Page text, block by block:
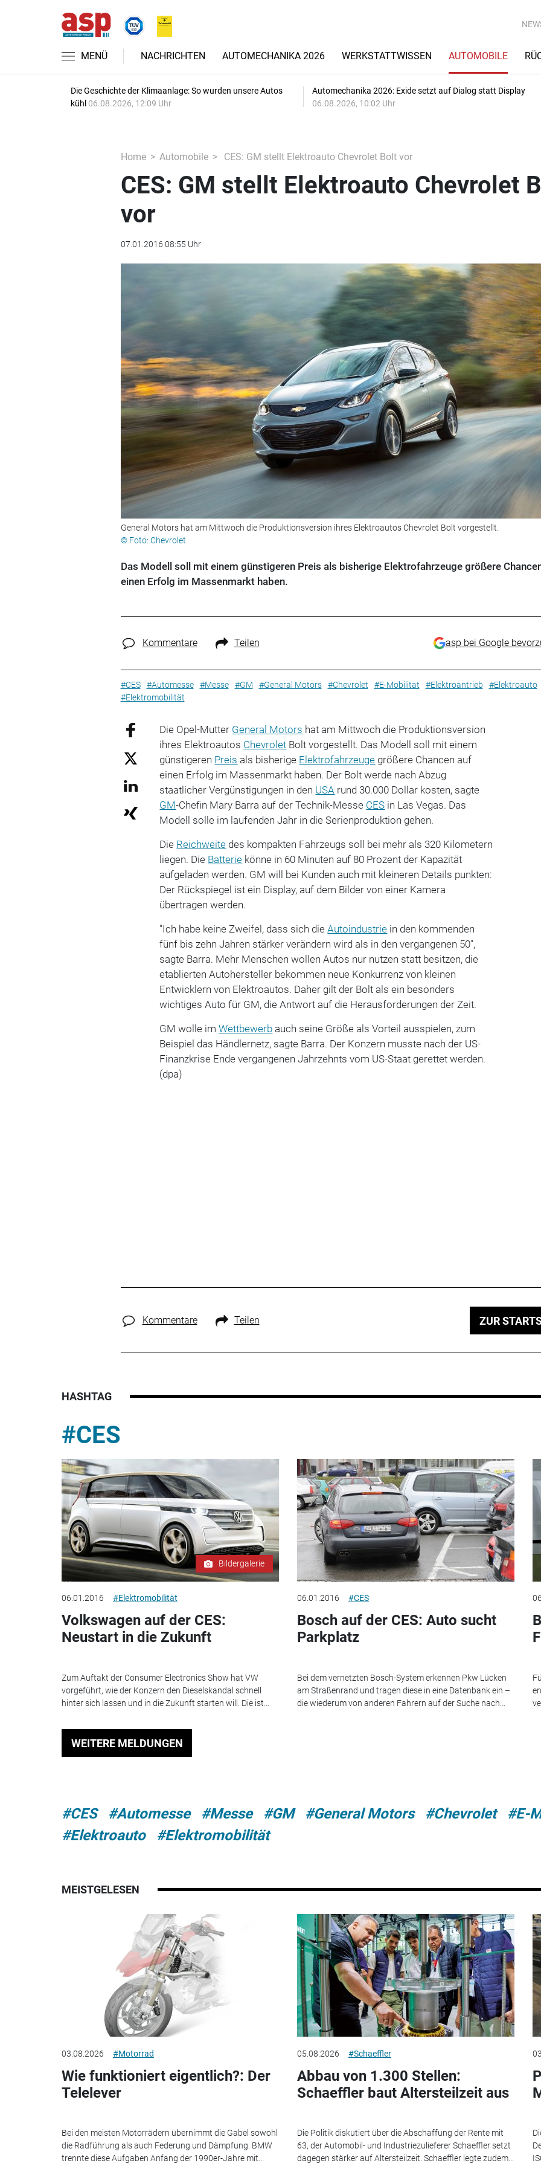
MENÜ NACHRICHTEN AUTOMECHANIKA 2026 WERKSTATTWISSEN AUTOMOBILE
Die Geschichte der Klimaanlage: So wurden unsere Autos
kühl 06.08.2026, 12:09 Uhr
Automechanika 2026: Exide setzt auf Dialog statt Display
06.08.2026, 10:02 Uhr
Home Automobile CES: GM stellt Elektroauto Chevrolet Bolt vor
CES: GM stellt Elektroauto Chevrolet
vor
07.01.2016 08:55 Uhr
General Motors hat am Mittwoch die Produktionsversion ihres Elektroautos Chevrolet Bolt vorgestellt.
© Foto: Chevrolet
Das Modell soll mit einem günstigeren Preis als bisherige Elektrofahrzeuge größere
einen Erfolg im Massenmarkt haben.
Kommentare Teilen asp bei Google
#CES #Automesse #Messe #GM #General Motors #Chevrolet #E-Mobilität #Elektroantrieb
#Elektroauto
#Elektromobilität
Die Opel-Mutter General Motors hat am Mittwoch die Produktionsversion
ihres Elektroautos Chevrolet Bolt vorgestellt. Das Modell soll mit einem
günstigeren Preis als bisherige Elektrofahrzeuge größere Chancen auf
einen Erfolg im Massenmarkt haben. Der Bolt werde nach Abzug
staatlicher Vergünstigungen in den USA rund 30.000 Dollar kosten, sagte
GM-Chefin Mary Barra auf der Technik-Messe CES in Las Vegas. Das
Modell solle im laufenden Jahr in die Serienproduktion gehen.
Die Reichweite des kompakten Fahrzeugs soll bei mehr als 320 Kilometern
liegen. Die Batterie könne in 60 Minuten auf 80 Prozent der Kapazität
aufgeladen werden. GM will bei Kunden auch mit kleineren Details punkten:
Der Rückspiegel ist ein Display, auf dem Bilder von einer Kamera
übertragen werden.
"Ich habe keine Zweifel, dass sich dieAutoindustrie in den kommenden
fünf bis zehn Jahren stärker verändern wird als in den vergangenen 50",
sagte Barra. Mehr Menschen wollen Autos nur nutzen statt besitzen, die
etablierten Autohersteller bekommen neue Konkurrenz von kleinen
Entwicklern von Elektroautos. Daher gilt der Bolt als ein besonders
wichtiges Auto für GM, die Antwort auf die Herausforderungen der Zeit.
GM wolle imWettbewerb auch seine Größe als Vorteil ausspielen, zum
Beispiel das Händlernetz, sagte Barra. Der Konzern musste nach der US-
Finanzkrise Ende vergangenen Jahrzehnts vom US-Staat gerettet werden.
(dpa)
Kommentare Teilen ZUR
HASHTAG
#CES
Bildergalerie
06.01.2016 #Elektromobilität
Volkswagen auf der CES:
Neustart in die Zukunft
Zum Auftakt der Consumer Electronics Show hat VW
vorgeführt, wie der Konzern den Dieselskandal schnell
hinter sich lassen und in die Zukunft starten will. Die ist...
06.01.2016 #CES
Bosch auf der CES: Auto sucht
Parkplatz
Bei dem vernetzten Bosch-System erkennen Pkw Lücken
am Straßenrand und tragen diese in eine Datenbank ein –
die wiederum von anderen Fahrern auf der Suche nach...
WEITERE MELDUNGEN
#CES #Automesse #Messe #GM #General Motors #Chevrolet
#E-
#Elektroauto
#Elektromobilität
MEISTGELESEN
03.08.2026 #Motorrad
Wie funktioniert eigentlich?: Der
Telelever
Bei den meisten Motorrädern übernimmt die Gabel sowohl
die Radführung als auch Federung und Dämpfung. BMW
trennte diese Aufgaben Anfang der 1990er-Jahre mit...
05.08.2026 #Schaeffler
Abbau von 1.300 Stellen:
Schaeffler baut Altersteilzeit aus
Die Politik diskutiert über die Abschaffung der Rente mit
63, der Automobil- und Industriezulieferer Schaeffler setzt
dagegen stärker auf Altersteilzeit. Schaeffler legte zudem...